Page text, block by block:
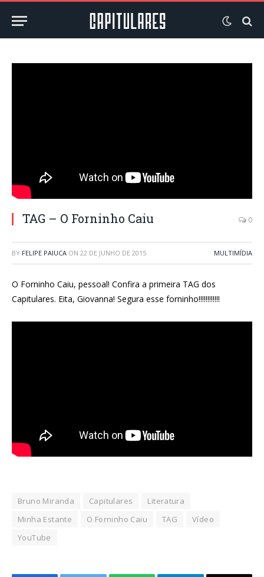
TAG – O Forninho Caiu 0
BY FELIPE PAIUCA ON 22 DE JUNHO DE 2015 MULTIMÍDIA
O Forninho Caiu, pessoal! Confira a primeira TAG dos
Capitulares. Eita, Giovanna! Segura esse forninho!!!!!!!!!!!!
Bruno Miranda Capitulares
Literatura
Minha Estante
O Forninho Caiu TAG
Vídeo
YouTube